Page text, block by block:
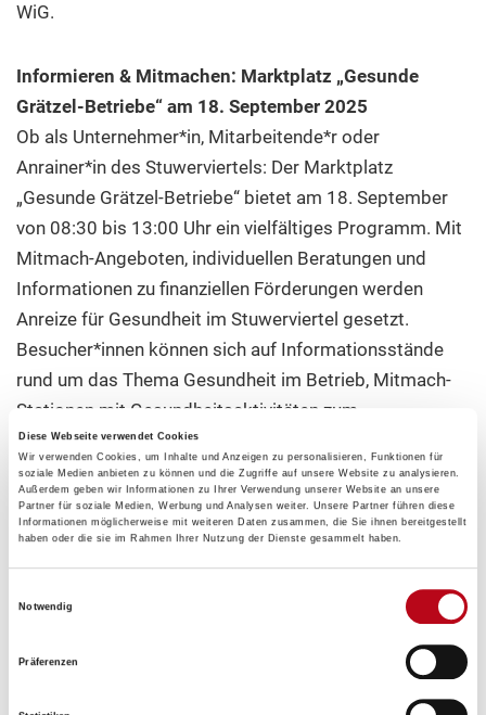
Diese Webseite verwendet Cookies
Wir verwenden Cookies, um Inhalte und Anzeigen zu personalisieren, Funktionen für
soziale Medien anbieten zu können und die Zugriffe auf unsere Website zu analysieren.
Außerdem geben wir Informationen zu Ihrer Verwendung unserer Website an unsere
Partner für soziale Medien, Werbung und Analysen weiter. Unsere Partner führen diese
Informationen möglicherweise mit weiteren Daten zusammen, die Sie ihnen bereitgestellt
haben oder die sie im Rahmen Ihrer Nutzung der Dienste gesammelt haben.
Notwendig
Präferenzen
WiG.
Informieren & Mitmachen: Marktplatz „Gesunde
Grätzel-Betriebe“ am 18. September 2025
Ob als Unternehmer*in, Mitarbeitende*r oder
Anrainer*in des Stuwerviertels: Der Marktplatz
„Gesunde Grätzel-Betriebe“ bietet am 18. September
von 08:30 bis 13:00 Uhr ein vielfältiges Programm. Mit
Mitmach-Angeboten, individuellen Beratungen und
Informationen zu finanziellen Förderungen werden
Anreize für Gesundheit im Stuwerviertel gesetzt.
Besucher*innen können sich auf Informationsstände
rund um das Thema Gesundheit im Betrieb, Mitmach-
Stationen mit Gesundheitsaktivitäten zum
Ausprobieren sowie auf gesunde Snacks freuen. Bei
der Veranstaltung werden Kooperationspartner*innen,
wie AUVAsicher, fit2work, Österreichisches Netzwerk
für betriebliche Gesundheitsförderung (ÖNBGF) sowie
die Life Lounge der Wiener Gesundheitsförderung –
WiG, vor Ort sein, um das Thema Gesundheitsförderung
aus unterschiedlichen Perspektiven zu beleuchten.